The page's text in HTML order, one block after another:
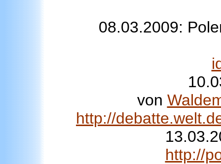
08.03.2009:
von
http://
http://